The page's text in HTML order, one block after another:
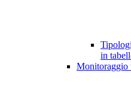
in
Monitoraggio